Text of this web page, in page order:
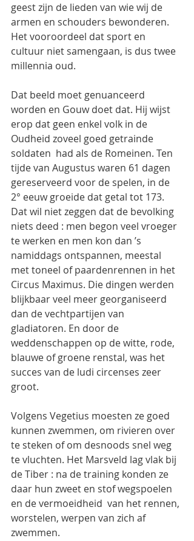
geest zijn de lieden van wie wij de
armen en schouders bewonderen.
Het vooroordeel dat sport en
cultuur niet samengaan, is dus twee
millennia oud.
Dat beeld moet genuanceerd
worden en Gouw doet dat. Hij wijst
erop dat geen enkel volk in de
Oudheid zoveel goed getrainde
soldaten  had als de Romeinen. Ten
tijde van Augustus waren 61 dagen
gereserveerd voor de spelen, in de
2° eeuw groeide dat getal tot 173.
Dat wil niet zeggen dat de bevolking
niets deed : men begon veel vroeger
te werken en men kon dan ’s
namiddags ontspannen, meestal
met toneel of paardenrennen in het
Circus Maximus. Die dingen werden
blijkbaar veel meer georganiseerd
dan de vechtpartijen van
gladiatoren. En door de
weddenschappen op de witte, rode,
blauwe of groene renstal, was het
succes van de ludi circenses zeer
groot.
Volgens Vegetius moesten ze goed
kunnen zwemmen, om rivieren over
te steken of om desnoods snel weg
te vluchten. Het Marsveld lag vlak bij
de Tiber : na de training konden ze
daar hun zweet en stof wegspoelen
en de vermoeidheid  van het rennen,
worstelen, werpen van zich af
zwemmen.